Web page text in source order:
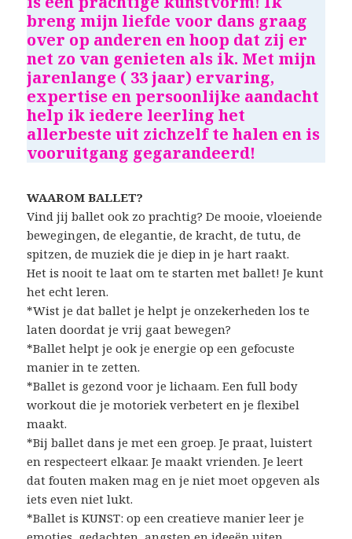
breng mijn liefde voor dans graag
over op anderen en hoop dat zij er
net zo van genieten als ik. Met mijn
jarenlange ( 33 jaar) ervaring,
expertise en persoonlijke aandacht
help ik iedere leerling het
allerbeste uit zichzelf te halen en is
vooruitgang gegarandeerd!
WAAROM BALLET?
Vind jij ballet ook zo prachtig? De mooie, vloeiende
bewegingen, de elegantie, de kracht, de tutu, de
spitzen, de muziek die je diep in je hart raakt.
Het is nooit te laat om te starten met ballet! Je kunt
het echt leren.
*Wist je dat ballet je helpt je onzekerheden los te
laten doordat je vrij gaat bewegen?
*Ballet helpt je ook je energie op een gefocuste
manier in te zetten.
*Ballet is gezond voor je lichaam. Een full body
workout die je motoriek verbetert en je flexibel
maakt.
*Bij ballet dans je met een groep. Je praat, luistert
en respecteert elkaar. Je maakt vrienden. Je leert
dat fouten maken mag en je niet moet opgeven als
iets even niet lukt.
*Ballet is KUNST: op een creatieve manier leer je